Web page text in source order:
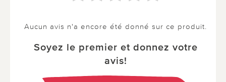
Aucun avis n'a encore été donné sur ce produit.
Soyez le premier et donnez votre
avis!